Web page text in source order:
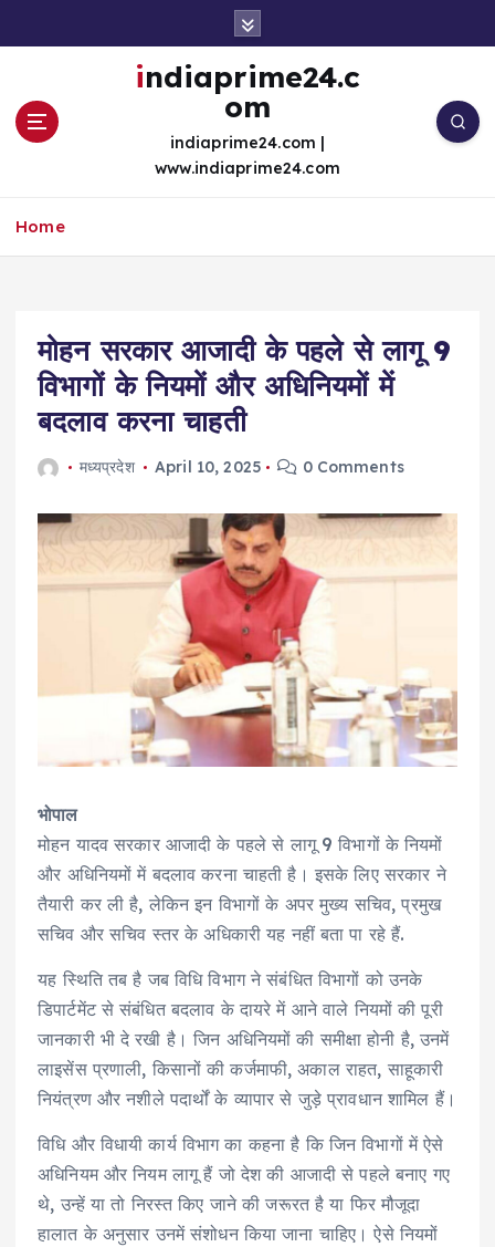
indiaprime24.c
om
indiaprime24.com |
www.indiaprime24.com
Home
मोहन सरकार आजादी के पहले से लागू 9
विभागों के नियमों और अधिनियमों में
बदलाव करना चाहती
मध्यप्रदेश April 10, 2025 0 Comments
भोपाल
मोहन यादव सरकार आजादी के पहले से लागू 9 विभागों के नियमों
और अधिनियमों में बदलाव करना चाहती है। इसके लिए सरकार ने
तैयारी कर ली है, लेकिन इन विभागों के अपर मुख्य सचिव, प्रमुख
सचिव और सचिव स्तर के अधिकारी यह नहीं बता पा रहे हैं.
यह स्थिति तब है जब विधि विभाग ने संबंधित विभागों को उनके
डिपार्टमेंट से संबंधित बदलाव के दायरे में आने वाले नियमों की पूरी
जानकारी भी दे रखी है। जिन अधिनियमों की समीक्षा होनी है, उनमें
लाइसेंस प्रणाली, किसानों की कर्जमाफी, अकाल राहत, साहूकारी
नियंत्रण और नशीले पदार्थों के व्यापार से जुड़े प्रावधान शामिल हैं।
विधि और विधायी कार्य विभाग का कहना है कि जिन विभागों में ऐसे
अधिनियम और नियम लागू हैं जो देश की आजादी से पहले बनाए गए
थे, उन्हें या तो निरस्त किए जाने की जरूरत है या फिर मौजूदा
हालात के अनुसार उनमें संशोधन किया जाना चाहिए। ऐसे नियमों